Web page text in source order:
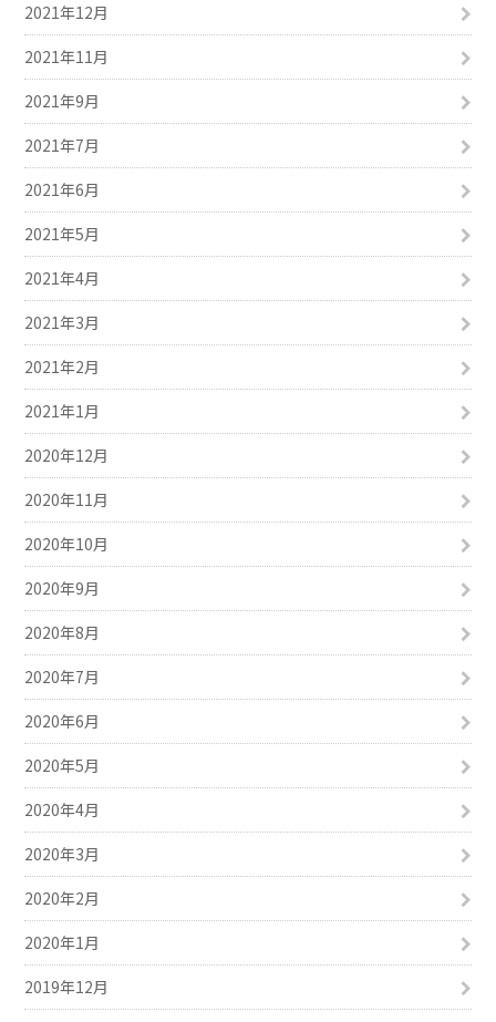
2021年12月
2021年11月
2021年9月
2021年7月
2021年6月
2021年5月
2021年4月
2021年3月
2021年2月
2021年1月
2020年12月
2020年11月
2020年10月
2020年9月
2020年8月
2020年7月
2020年6月
2020年5月
2020年4月
2020年3月
2020年2月
2020年1月
2019年12月